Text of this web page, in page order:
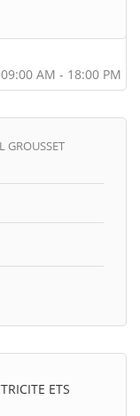
09:00 AM - 18:00 PM
GROUSSET
ETS